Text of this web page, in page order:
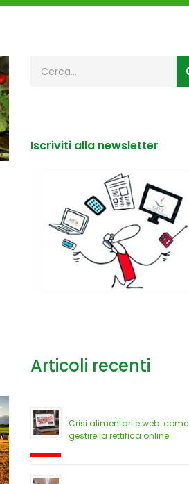
Iscriviti alla newsletter
Articoli recenti
Crisi alimentari e web: come
gestire la rettifica online